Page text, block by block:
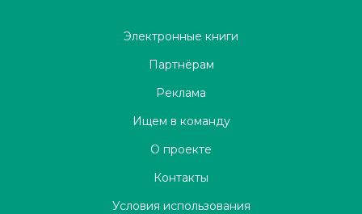
Электронные книги
Партнёрам
Реклама
Ищем в команду
О проекте
Контакты
Условия использования